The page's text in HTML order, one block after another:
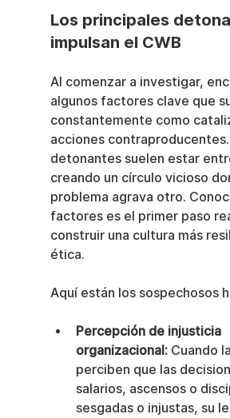
Los principales
impulsan el CWB
Al comenzar a investigar,
algunos factores clave que
constantemente como
acciones
detonantes suelen estar
creando un círculo vicioso
problema agrava otro.
factores es el primer paso
construir una cultura más
ética.
Aquí están los sospechosos
Percepción de injusticia
organizacional: Cuando
perciben que las
salarios, ascensos o
sesgadas o injustas, su